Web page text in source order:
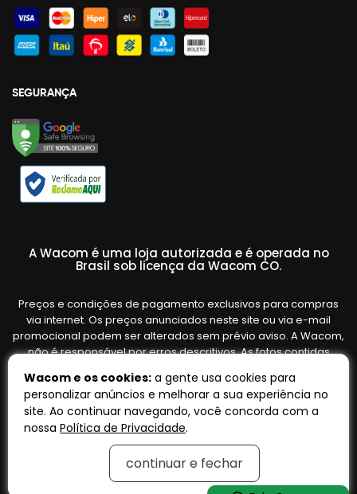
SEGURANÇA
A Wacom é uma loja autorizada e é operada no
Brasil sob licença da Wacom CO.
Preços e condições de pagamento exclusivos para compras
via internet. Os preços anunciados neste site ou via e-mail
promocional podem ser alterados sem prévio aviso. A Wacom,
não é responsável por erros descritivos. As fotos contidas
variar de acordo com o fornecedor/lote do fabricante. Ofertas
válidas até o término de nossos estoques. Vendas sujeitas à
análise e confirmação de dados.
OpenK
Wacom e os cookies: a gente usa cookies para
personalizar anúncios e melhorar a sua experiência no
site. Ao continuar navegando, você concorda com a
nossa Política de Privacidade.
continuar e fechar